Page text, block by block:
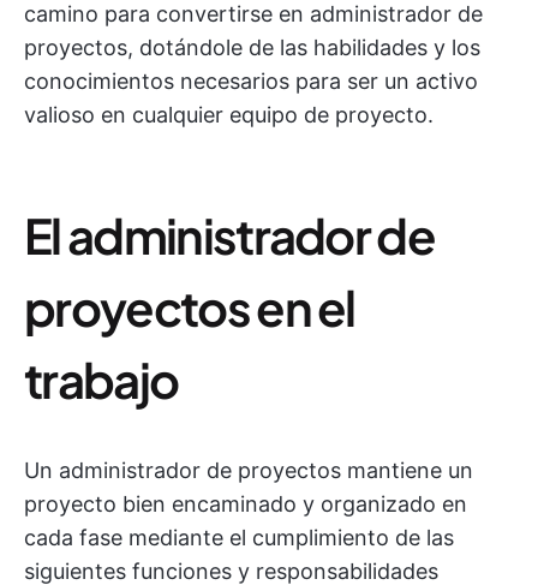
camino para convertirse en administrador de
proyectos, dotándole de las habilidades y los
conocimientos necesarios para ser un activo
valioso en cualquier equipo de proyecto.
El administrador de
proyectos en el
trabajo
Un administrador de proyectos mantiene un
proyecto bien encaminado y organizado en
cada fase mediante el cumplimiento de las
siguientes funciones y responsabilidades